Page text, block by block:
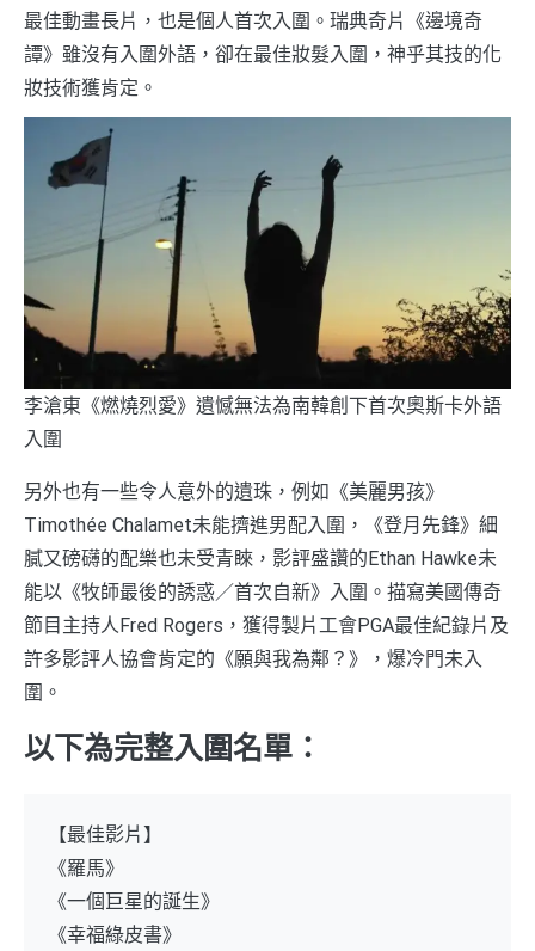
最佳動畫長片，也是個人首次入圍。瑞典奇片《邊境奇
譚》雖沒有入圍外語，卻在最佳妝髮入圍，神乎其技的化
妝技術獲肯定。
李滄東《燃燒烈愛》遺憾無法為南韓創下首次奧斯卡外語
入圍
另外也有一些令人意外的遺珠，例如《美麗男孩》
Timothée Chalamet未能擠進男配入圍，《登月先鋒》細
膩又磅礴的配樂也未受青睞，影評盛讚的Ethan Hawke未
能以《牧師最後的誘惑／首次自新》入圍。描寫美國傳奇
節目主持人Fred Rogers，獲得製片工會PGA最佳紀錄片及
許多影評人協會肯定的《願與我為鄰？》，爆冷門未入
圍。
以下為完整入圍名單：
【最佳影片】
《羅馬》
《一個巨星的誕生》
《幸福綠皮書》